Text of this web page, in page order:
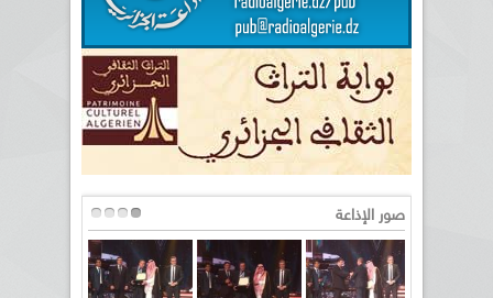
صور الإذاعة